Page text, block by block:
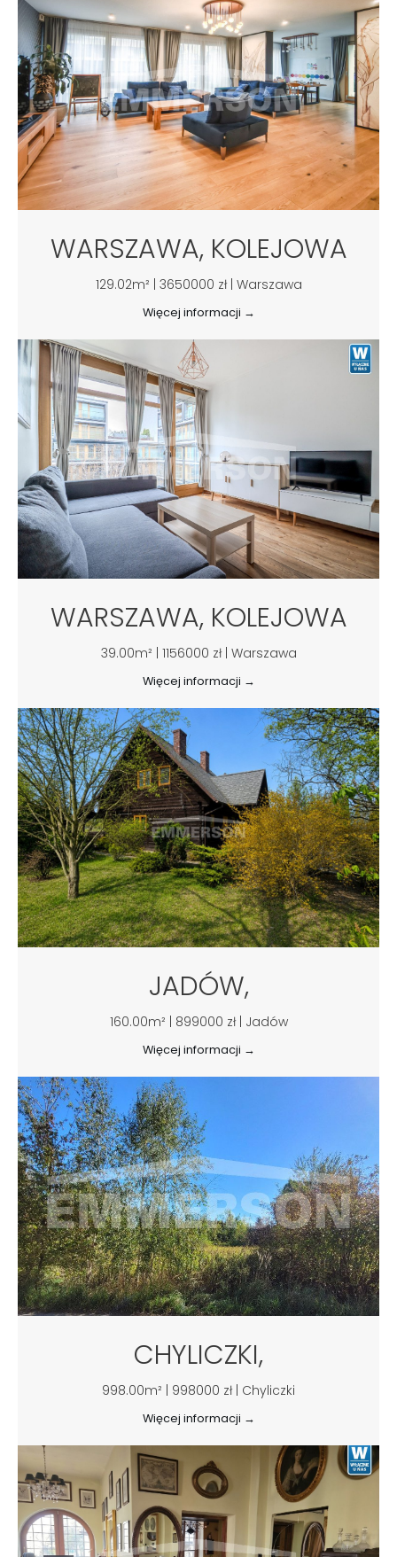
WARSZAWA, KOLEJOWA
129.02m² | 3650000 zł | Warszawa
Więcej informacji →
WARSZAWA, KOLEJOWA
39.00m² | 1156000 zł | Warszawa
Więcej informacji →
JADÓW,
160.00m² | 899000 zł | Jadów
Więcej informacji →
CHYLICZKI,
998.00m² | 998000 zł | Chyliczki
Więcej informacji →